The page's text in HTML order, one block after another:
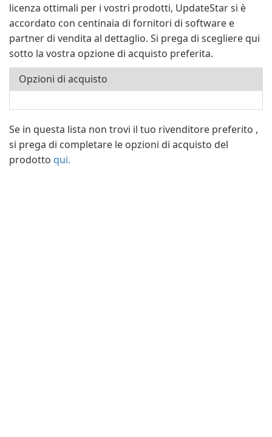
licenza ottimali per i vostri prodotti, UpdateStar si è
accordato con centinaia di fornitori di software e
partner di vendita al dettaglio. Si prega di scegliere qui
sotto la vostra opzione di acquisto preferita.
Opzioni di acquisto
Se in questa lista non trovi il tuo rivenditore preferito ,
si prega di completare le opzioni di acquisto del
prodotto qui.